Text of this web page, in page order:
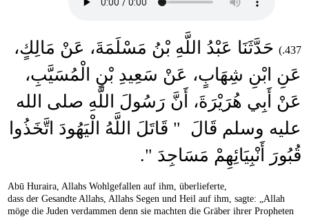
437.)
حَدَّثَنَا عَبْدُ اللَّهِ بْنُ مَسْلَمَةَ، عَنْ مَالِكٍ،
عَنِ ابْنِ شِهَابٍ، عَنْ سَعِيدِ بْنِ الْمُسَيَّبِ،
عَنْ أَبِي هُرَيْرَةَ، أَنَّ رَسُولَ اللَّهِ صلى الله
عليه وسلم قَالَ ‏ "‏ قَاتَلَ اللَّهُ الْيَهُودَ اتَّخَذُوا
قُبُورَ أَنْبِيَائِهِمْ مَسَاجِدَ ‏"‏‏.‏
Abū Huraira, Allahs Wohlgefallen auf ihm, überlieferte,
dass der Gesandte Allahs, Allahs Segen und Heil auf ihm, sagte: „Allah
möge die Juden verdammen denn sie machten die Gräber ihrer Propheten